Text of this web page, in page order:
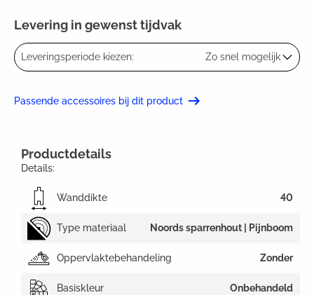
Levering in gewenst tijdvak
Leveringsperiode kiezen: Zo snel mogelijk
Passende accessoires bij dit product
Productdetails
Details:
Wanddikte 40
Type materiaal Noords sparrenhout | Pijnboom
Oppervlaktebehandeling Zonder
Basiskleur Onbehandeld